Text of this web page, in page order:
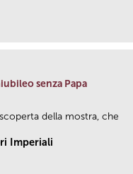
senza Papa
della mostra, che
Imperiali